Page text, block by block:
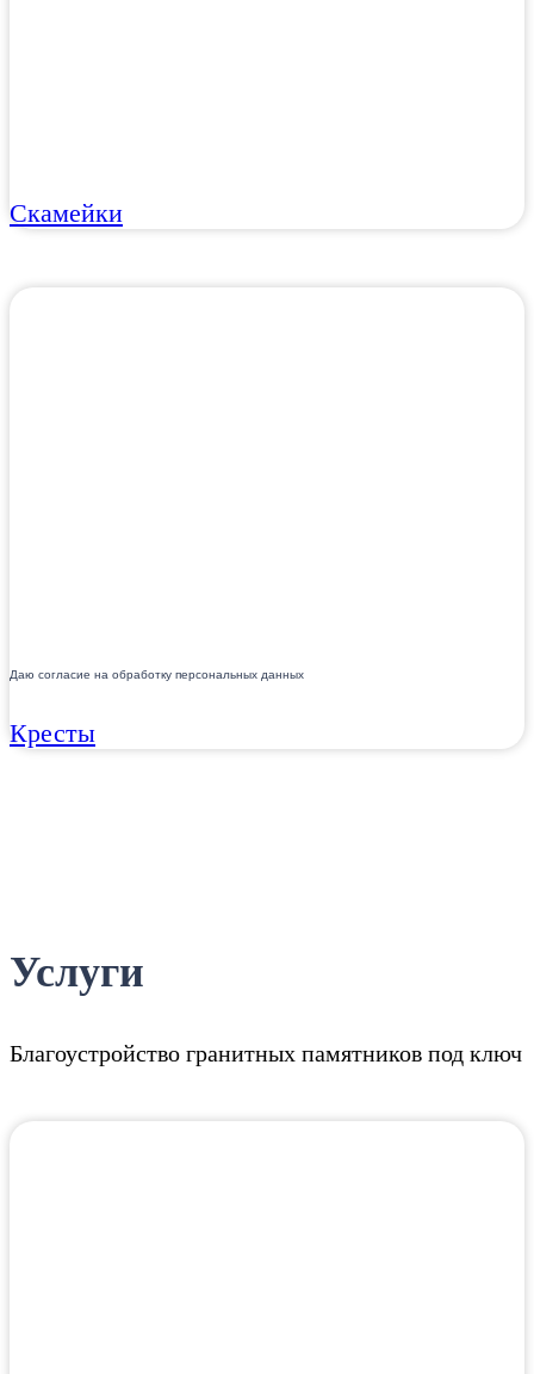
Даю согласие на обработку персональных данных
Скамейки
Кресты
Услуги
Благоустройство гранитных памятников под ключ